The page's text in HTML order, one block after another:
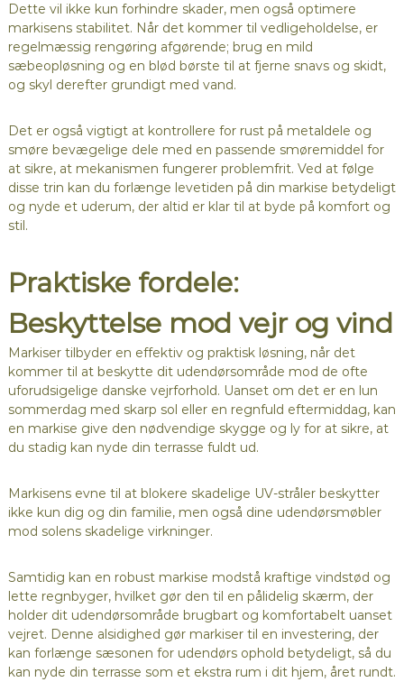
Dette vil ikke kun forhindre skader, men også optimere
markisens stabilitet. Når det kommer til vedligeholdelse, er
regelmæssig rengøring afgørende; brug en mild
sæbeopløsning og en blød børste til at fjerne snavs og skidt,
og skyl derefter grundigt med vand.
Det er også vigtigt at kontrollere for rust på metaldele og
smøre bevægelige dele med en passende smøremiddel for
at sikre, at mekanismen fungerer problemfrit. Ved at følge
disse trin kan du forlænge levetiden på din markise betydeligt
og nyde et uderum, der altid er klar til at byde på komfort og
stil.
Praktiske fordele:
Beskyttelse mod vejr og vind
Markiser tilbyder en effektiv og praktisk løsning, når det
kommer til at beskytte dit udendørsområde mod de ofte
uforudsigelige danske vejrforhold. Uanset om det er en lun
sommerdag med skarp sol eller en regnfuld eftermiddag, kan
en markise give den nødvendige skygge og ly for at sikre, at
du stadig kan nyde din terrasse fuldt ud.
Markisens evne til at blokere skadelige UV-stråler beskytter
ikke kun dig og din familie, men også dine udendørsmøbler
mod solens skadelige virkninger.
Samtidig kan en robust markise modstå kraftige vindstød og
lette regnbyger, hvilket gør den til en pålidelig skærm, der
holder dit udendørsområde brugbart og komfortabelt uanset
vejret. Denne alsidighed gør markiser til en investering, der
kan forlænge sæsonen for udendørs ophold betydeligt, så du
kan nyde din terrasse som et ekstra rum i dit hjem, året rundt.